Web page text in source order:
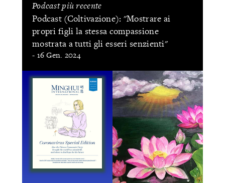
Podcast più recente
Podcast (Coltivazione): "Mostrare ai
propri figli la stessa compassione
mostrata a tutti gli esseri senzienti"
- 16 Gen. 2024